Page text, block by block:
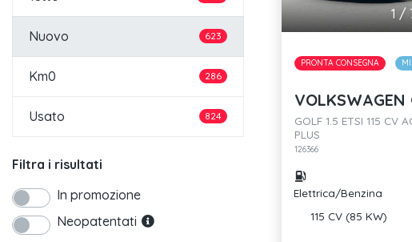
Nuovo 623
Km0 286
Usato 824
Filtra i risultati
In promozione
Neopatentati
1/
PRONTA CONSEGNA
GOLF 1.5 ETSI 115 CV
PLUS
126366
Elettrica/Benzina
115 CV (85 KW)